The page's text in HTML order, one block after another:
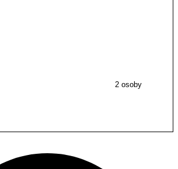
2 osoby